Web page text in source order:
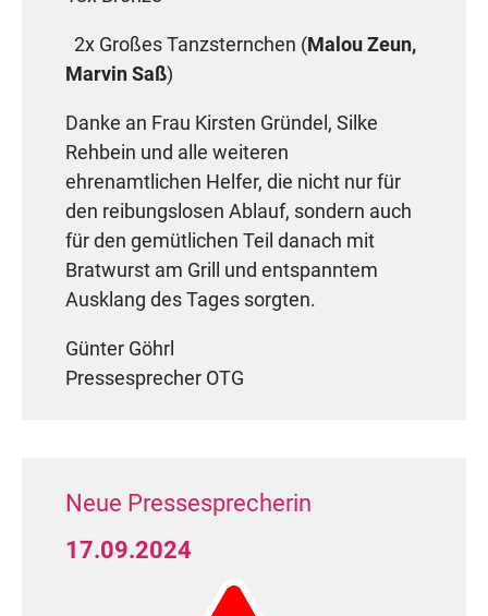
2x Großes Tanzsternchen (Malou Zeun,
Marvin Saß)
Danke an Frau Kirsten Gründel, Silke
Rehbein und alle weiteren
ehrenamtlichen Helfer, die nicht nur für
den reibungslosen Ablauf, sondern auch
für den gemütlichen Teil danach mit
Bratwurst am Grill und entspanntem
Ausklang des Tages sorgten.
Günter Göhrl
Pressesprecher OTG
Neue Pressesprecherin
17.09.2024